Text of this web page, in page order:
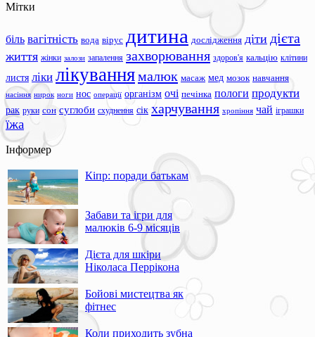
Мітки
біль вагітність вода вірус дитина дослідження діти дієта
життя жінки залози запалення захворювання здоров'я кальцію клітини
листя ліки лікуваннямалюк масаж мед мозок навчання
насіння нирок ноги нос операції організм очі печінка пологи продукти
рак руки сон суглоби схуднення сік харчування хропіння чай іграшки
їжа
Інформер
Кіпр: поради батькам
Забави та ігри для
малюків 6-9 місяців
Дієта для шкіри
Ніколаса Перрікона
Бойові мистецтва як
фітнес
Коли приходить зубна